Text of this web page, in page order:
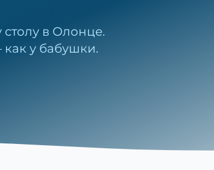
в Олонце.
как у бабушки.